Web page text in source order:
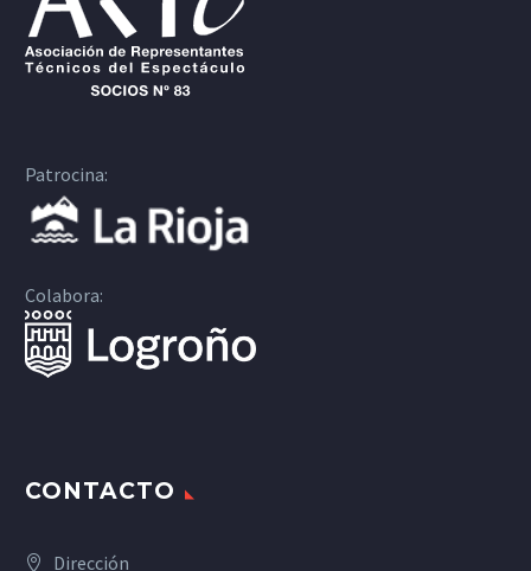
Patrocina:
Colabora:
CONTACTO
Dirección